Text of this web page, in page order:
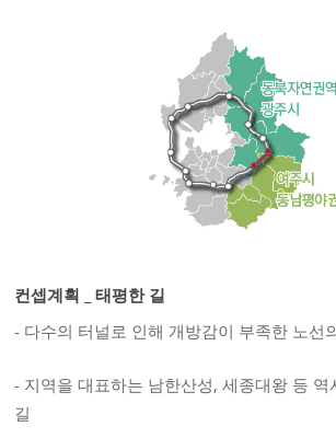
컨셉계획 _ 태평한 길
- 다수의 터널로 인해 개방감이 부족한 노선
- 지역을 대표하는 남한산성, 세종대왕 등 역
길